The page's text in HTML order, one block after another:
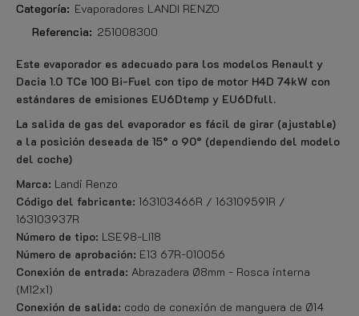
Categoría: Evaporadores LANDI RENZO
Referencia: 251008300
Este evaporador es adecuado para los modelos Renault y
Dacia 1.0 TCe 100 Bi-Fuel con tipo de motor H4D 74kW con
estándares de emisiones EU6Dtemp y EU6Dfull.
La salida de gas del evaporador es fácil de girar (ajustable)
a la posición deseada de 15° o 90° (dependiendo del modelo
del coche)
Marca: Landi Renzo
Código del fabricante: 163103466R / 163109591R /
163103937R
Número de tipo: LSE98-LI18
Número de aprobación: E13 67R-010056
Conexión de entrada: Abrazadera Ø8mm - Rosca interna
(M12x1)
Conexión de salida: codo de conexión de manguera de Ø14